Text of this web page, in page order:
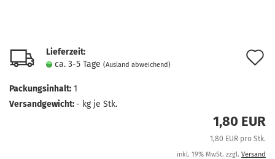
Lieferzeit:
ca. 3-5 Tage (Ausland abweichend)
Packungsinhalt: 1
Versandgewicht:- kg je Stk.
1,80 EUR
1,80 EUR pro Stk.
inkl. 19% MwSt. zzgl. Versand